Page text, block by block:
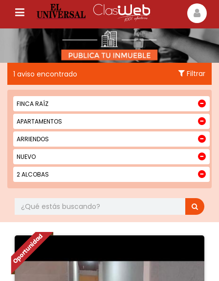
1 aviso encontrado Filtrar
FINCA RAÍZ
APARTAMENTOS
ARRIENDOS
NUEVO
2 ALCOBAS
1 baño
1